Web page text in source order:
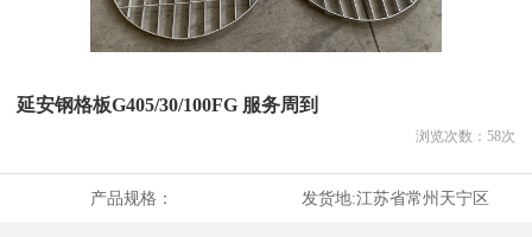
延安钢格板G405/30/100FG 服务周到
浏览次数： 58次
产品规格： 发货地:江苏省常州天宁区